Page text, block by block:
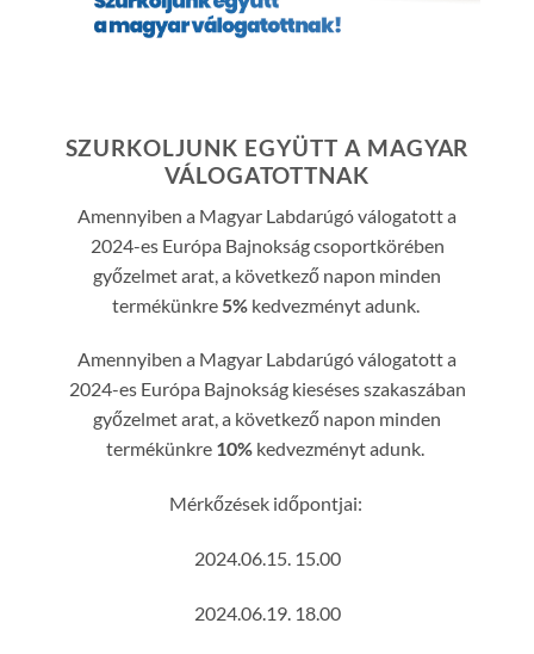
SZURKOLJUNK EGYÜTT A MAGYAR
VÁLOGATOTTNAK
Amennyiben a Magyar Labdarúgó válogatott a
2024-es Európa Bajnokság csoportkörében
győzelmet arat, a következő napon minden
termékünkre 5%kedvezményt adunk.
Amennyiben a Magyar Labdarúgó válogatott a
2024-es Európa Bajnokság kieséses szakaszában
győzelmet arat, a következő napon minden
termékünkre 10% kedvezményt adunk.
Mérkőzések időpontjai:
2024.06.15. 15.00
2024.06.19. 18.00